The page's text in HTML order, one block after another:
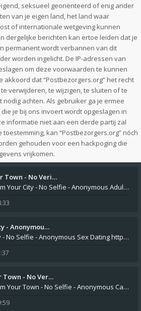
seksueel georiënteerd of enig ander
van je eigen land, het land waar
of internationale wetgeving kunnen
dergelijke berichten kan ertoe leiden dat je
permanent wordt verbannen van dit
worden ingelicht. De IP-adressen van
om deze voorwaarden te kunnen
akkoord dat “Postbezorgers.org” het recht
verwijderen, te wijzigen, te sluiten of te
achten. Als gebruiker ga je ermee
je bij ons invoert wordt opgeslagen in
informatie niet aan een derde partij zal
kan “Postbezorgers.org” nóch
gehouden voor een hackpoging die
vrijkomen.
Town - No Veri…
Private Girls From Your City - No Selfie - Anonymous Adult Dating https://privatedates.live Private Girls In Your
- Anonymou…
Girls In Your City - No Selfie - Anonymous Sex Dating https://SecretPrivat.com Womens In Your Town - Anonymous S
Town - No Ver…
Private Girls From Your Town - No Selfie - Anonymous Casual Dating https://PrivateLadyEscorts.com Private Lady In